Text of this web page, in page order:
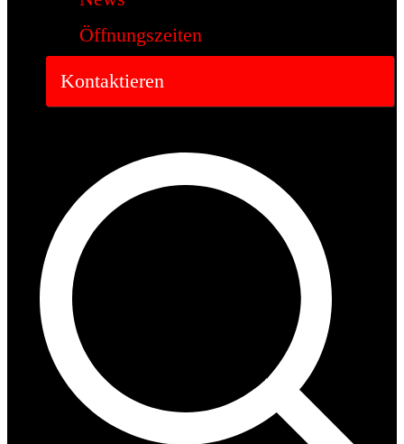
Öffnungszeiten
Kontaktieren